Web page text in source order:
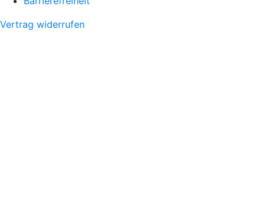
Vertrag widerrufen